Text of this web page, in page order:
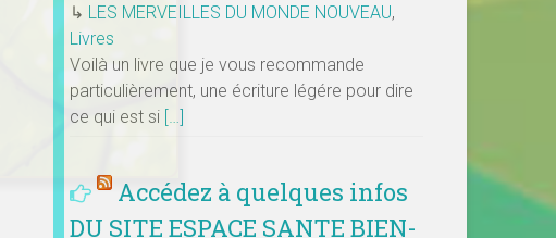
↳ LES MERVEILLES DU MONDE NOUVEAU,
Livres
Voilà un livre que je vous recommande
particulièrement, une écriture légére pour dire
ce qui est si […]
Accédez à quelques infos
DU SITE ESPACE SANTE BIEN-